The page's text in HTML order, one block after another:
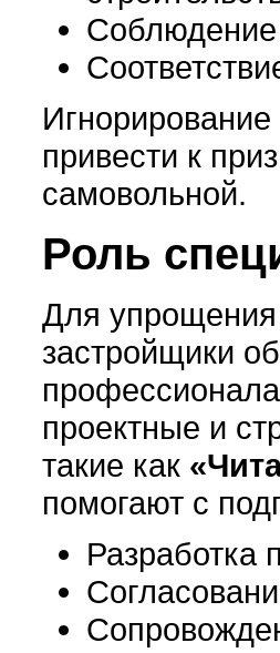
Соблюдение
привести к
самовольной.
Роль
Для
застройщики
проектные и
такие как
помогают с
Разработка